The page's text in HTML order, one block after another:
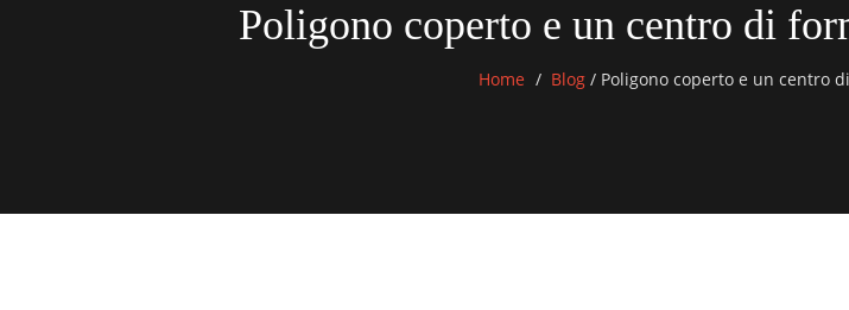
Poligono coperto e un centro di
Home Blog /Poligono coperto e un centro